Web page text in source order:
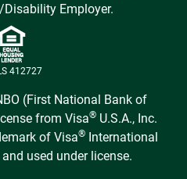
Employer.
412727
(First National Bank of
from Visa® U.S.A., Inc.
of Visa® International
used under license.